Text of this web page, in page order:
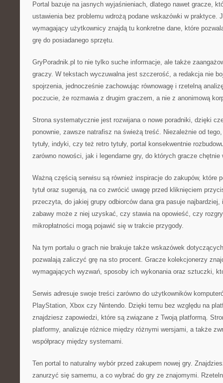
Portal bazuje na jasnych wyjaśnieniach, dlatego nawet gracze,
ustawienia bez problemu wdrożą podane wskazówki w praktyce.
wymagający użytkownicy znajdą tu konkretne dane, które
grę do posiadanego sprzętu.
GryPoradnik.pl to nie tylko suche informacje, ale także
graczy. W tekstach wyczuwalna jest szczerość, a redakcja nie
spojrzenia, jednocześnie zachowując równowagę i rzetelną
poczucie, że rozmawia z drugim graczem, a nie z anonimową
Strona systematycznie jest rozwijana o nowe poradniki, dzięki
ponownie, zawsze natrafisz na świeżą treść. Niezależnie od
tytuły, indyki, czy też retro tytuły, portal konsekwentnie
zarówno nowości, jak i legendarne gry, do których gracze chętnie
Ważną częścią serwisu są również inspiracje do zakupów, które
tytuł oraz sugerują, na co zwrócić uwagę przed kliknięciem
przeczyta, do jakiej grupy odbiorców dana gra pasuje
zabawy może z niej uzyskać, czy stawia na opowieść, czy
mikropłatności mogą pojawić się w trakcie przygody.
Na tym portalu o grach nie brakuje także wskazówek
pozwalają zaliczyć grę na sto procent. Gracze kolekcjonerzy
wymagających wyzwań, sposoby ich wykonania oraz sztuczki,
Serwis adresuje swoje treści zarówno do użytkowników
PlayStation, Xbox czy Nintendo. Dzięki temu bez względu na
znajdziesz zapowiedzi, które są związane z Twoją platformą.
platformy, analizuje różnice między różnymi wersjami, a także
współpracy między systemami.
Ten portal to naturalny wybór przed zakupem nowej gry.
zanurzyć się samemu, a co wybrać do gry ze znajomymi.